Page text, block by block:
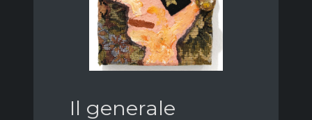
Il generale